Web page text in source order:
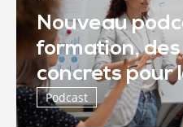
Nouveau
formation,
concrets pour
Podcast